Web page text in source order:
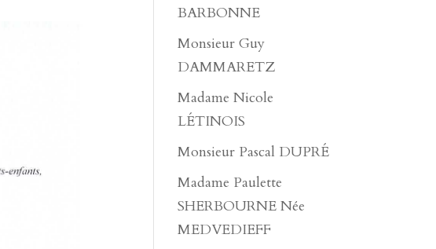
BARBONNE
Monsieur Guy
DAMMARETZ
Madame Nicole
LÉTINOIS
Monsieur Pascal DUPRÉ
Madame Paulette
SHERBOURNE Née
MEDVEDIEFF